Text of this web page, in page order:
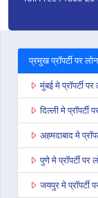
प्रमुख प्रॉपर्टी पर
मुंबई मे प्रॉपर्टी पर
दिल्ली मे प्रॉपर्टी
अहमदाबाद मे
पुणे मे प्रॉपर्टी पर
जयपुर मे प्रॉपर्टी